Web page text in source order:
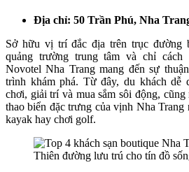
Địa chỉ: 50 Trần Phú, Nha
Sở hữu vị trí đắc địa trên trục đường
quảng trường trung tâm và chỉ cách
Novotel Nha Trang mang đến sự
trình khám phá. Từ đây, du khách dễ
chơi, giải trí và mua sắm sôi động,
thao biển đặc trưng của vịnh Nha Trang
kayak hay chơi golf.